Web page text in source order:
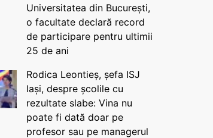
Universitatea din București,
o facultate declară record
de participare pentru ultimii
25 de ani
Rodica Leontieș, șefa ISJ
Iași, despre școlile cu
rezultate slabe: Vina nu
poate fi dată doar pe
profesor sau pe managerul